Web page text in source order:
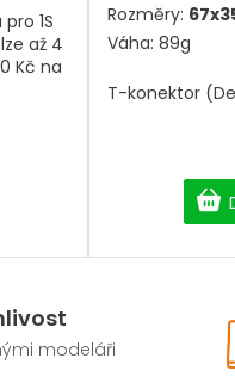
1S
až 4
Kč na
Rozměry:
Váha: 89g
T-konektor
modeláři